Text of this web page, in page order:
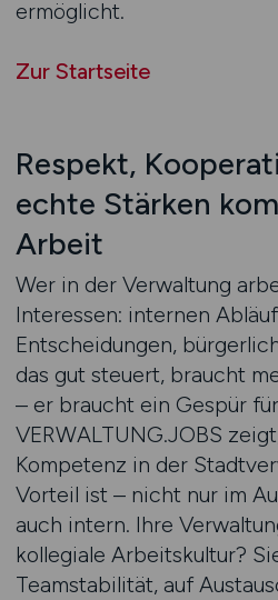
ermöglicht.
Zur Startseite
Respekt,
echte Stärken
Arbeit
Wer in der Verwaltung
Interessen: internen
Entscheidungen,
das gut steuert, braucht
– er braucht ein Gespür
VERWALTUNG.JOBS
Kompetenz in der
Vorteil ist – nicht nur im
auch intern. Ihre
kollegiale Arbeitskultur?
Teamstabilität, auf